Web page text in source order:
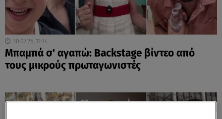
30.07.26, 11:34
Μπαμπά σ' αγαπώ: Backstage βίντεο από
τους μικρούς πρωταγωνιστές